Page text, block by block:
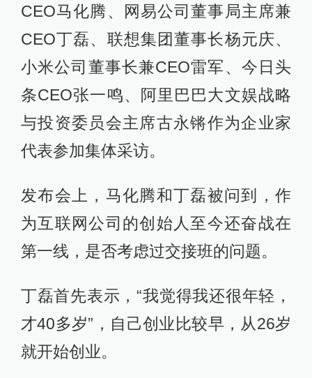
CEO马化腾、网易公司董事局主席兼
CEO丁磊、联想集团董事长杨元庆、
小米公司董事长兼CEO雷军、今日头
条CEO张一鸣、阿里巴巴大文娱战略
与投资委员会主席古永锵作为企业家
代表参加集体采访。
发布会上，马化腾和丁磊被问到，作
为互联网公司的创始人至今还奋战在
第一线，是否考虑过交接班的问题。
丁磊首先表示，“我觉得我还很年轻，
才40多岁”，自己创业比较早，从26岁
就开始创业。